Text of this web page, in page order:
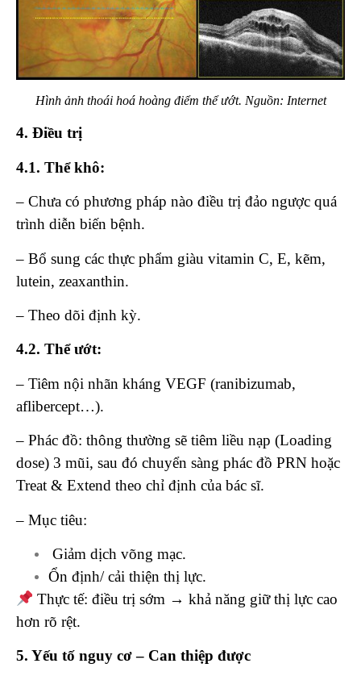
Hình ảnh thoái hoá hoàng điểm thể ướt. Nguồn: Internet
4. Điều trị
4.1. Thể khô:
– Chưa có phương pháp nào điều trị đảo ngược quá
trình diễn biến bệnh.
– Bổ sung các thực phẩm giàu vitamin C, E, kẽm,
lutein, zeaxanthin.
– Theo dõi định kỳ.
4.2. Thể ướt:
– Tiêm nội nhãn kháng VEGF (ranibizumab,
aflibercept…).
– Phác đồ: thông thường sẽ tiêm liều nạp (Loading
dose) 3 mũi, sau đó chuyển sàng phác đồ PRN hoặc
Treat & Extend theo chỉ định của bác sĩ.
– Mục tiêu:
Giảm dịch võng mạc.
Ổn định/ cải thiện thị lực.
Thực tế: điều trị sớm → khả năng giữ thị lực cao
hơn rõ rệt.
5. Yếu tố nguy cơ – Can thiệp được